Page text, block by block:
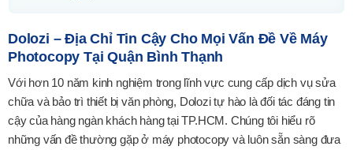
Dolozi – Địa Chỉ Tin Cậy Cho Mọi Vấn Đề Về Máy
Photocopy Tại Quận Bình Thạnh
Với hơn 10 năm kinh nghiệm trong lĩnh vực cung cấp dịch vụ sửa
chữa và bảo trì thiết bị văn phòng, Dolozi tự hào là đối tác đáng tin
cậy của hàng ngàn khách hàng tại TP.HCM. Chúng tôi hiểu rõ
những vấn đề thường gặp ở máy photocopy và luôn sẵn sàng đưa